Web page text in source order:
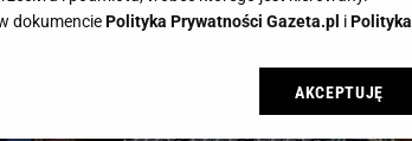
dokumenciePolityka Prywatności Gazeta.pl iPolityka
plików cookie Gazeta.pl sp. z o.o., jej
AKCEPTUJĘ